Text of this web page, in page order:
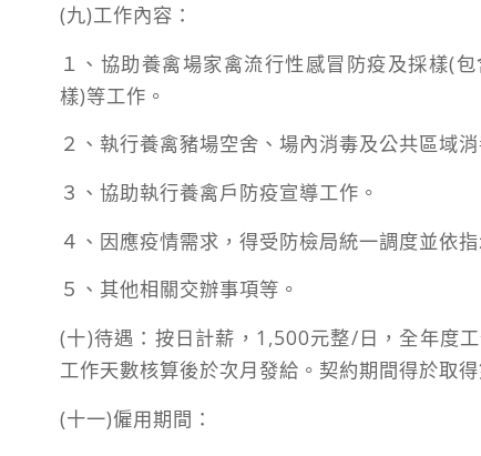
(九)工作內容：
１、協助養禽場家禽流行性感冒防疫及採樣(
樣)等工作。
２、執行養禽豬場空舍、場內消毒及公共區域消
３、協助執行養禽戶防疫宣導工作。
４、因應疫情需求，得受防檢局統一調度並依
５、其他相關交辦事項等。
(十)待遇：按日計薪，1,500元整/日，全年度
工作天數核算後於次月發給。契約期間得於取
(十一)僱用期間：